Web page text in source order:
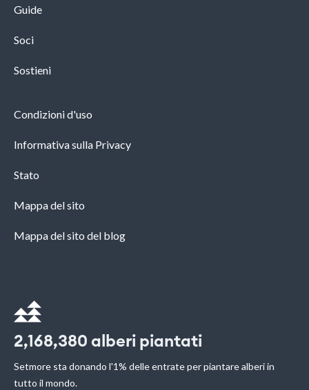
Guide
Soci
Sostieni
Condizioni d'uso
Informativa sulla Privacy
Stato
Mappa del sito
Mappa del sito del blog
2,168,380 alberi piantati
Setmore sta donando l'1% delle entrate per piantare alberi in
tutto il mondo.